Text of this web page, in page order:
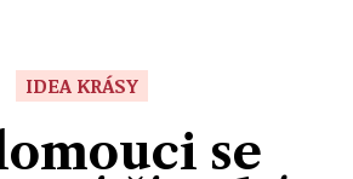
IDEA KRÁSY
se